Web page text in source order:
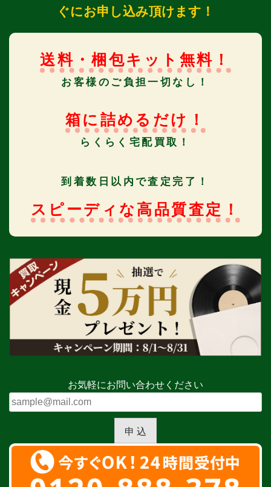
ぐにお申し込み頂けます！
送料・梱包キット無料！
お客様のご負担一切なし！
箱に詰めるだけ！
らくらく宅配買取！
到着数日以内で査定完了！
スピーディな高品質査定！
お気軽にお問い合わせください
申 込